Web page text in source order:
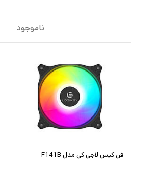
ناموجود
فن کیس لاجی کی مدل F141B